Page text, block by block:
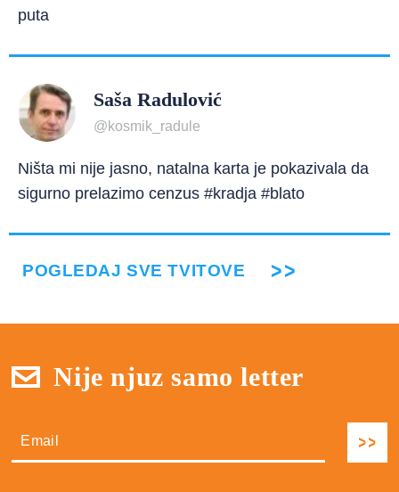
puta
Saša Radulović
@kosmik_radule
Ništa mi nije jasno, natalna karta je pokazivala da
sigurno prelazimo cenzus #kradja #blato
POGLEDAJ SVE TVITOVE
Nije njuz samo letter